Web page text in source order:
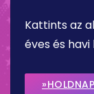
Kattints az
éves és